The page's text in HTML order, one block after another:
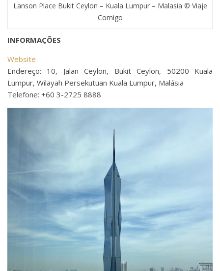
Lanson Place Bukit Ceylon – Kuala Lumpur – Malasia © Viaje
Comigo
INFORMAÇÕES
Website
Endereço: 10, Jalan Ceylon, Bukit Ceylon, 50200 Kuala
Lumpur, Wilayah Persekutuan Kuala Lumpur, Malásia
Telefone: +60 3-2725 8888